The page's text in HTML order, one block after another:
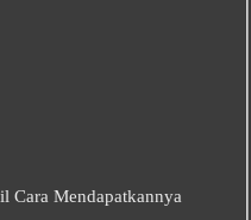
Cara Mendapatkannya